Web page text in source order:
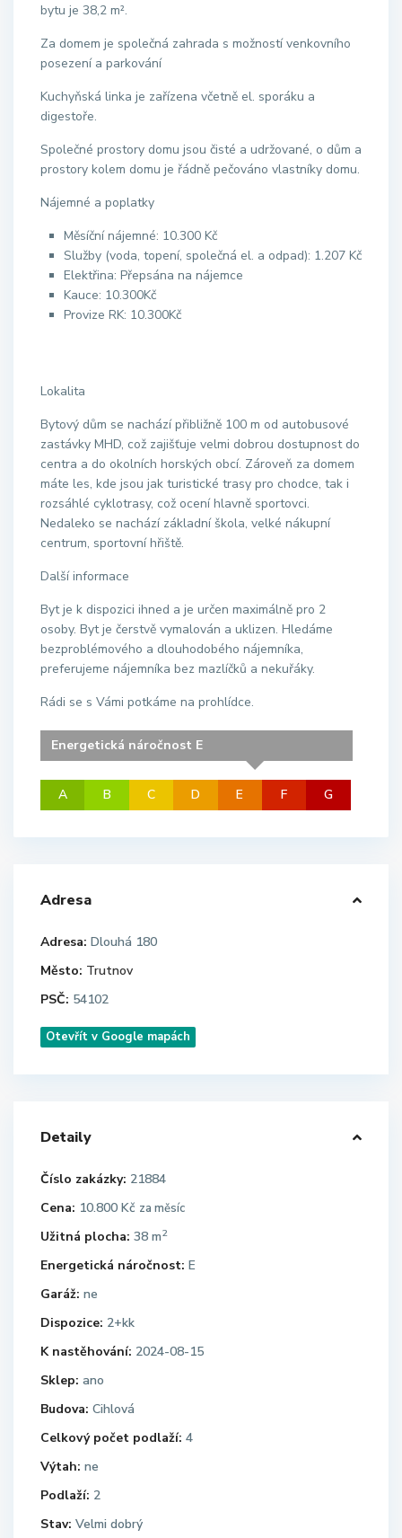
bytu je 38,2 m².
Za domem je společná zahrada s možností venkovního
posezení a parkování
Kuchyňská linka je zařízena včetně el. sporáku a
digestoře.
Společné prostory domu jsou čisté a udržované, o dům a
prostory kolem domu je řádně pečováno vlastníky domu.
Nájemné a poplatky
Měsíční nájemné: 10.300 Kč
Služby (voda, topení, společná el. a odpad): 1.207 Kč
Elektřina: Přepsána na nájemce
Kauce: 10.300Kč
Provize RK: 10.300Kč
Lokalita
Bytový dům se nachází přibližně 100 m od autobusové
zastávky MHD, což zajišťuje velmi dobrou dostupnost do
centra a do okolních horských obcí. Zároveň za domem
máte les, kde jsou jak turistické trasy pro chodce, tak i
rozsáhlé cyklotrasy, což ocení hlavně sportovci.
Nedaleko se nachází základní škola, velké nákupní
centrum, sportovní hřiště.
Další informace
Byt je k dispozici ihned a je určen maximálně pro 2
osoby. Byt je čerstvě vymalován a uklizen. Hledáme
bezproblémového a dlouhodobého nájemníka,
preferujeme nájemníka bez mazlíčků a nekuřáky.
Rádi se s Vámi potkáme na prohlídce.
A B C D
Energetická náročnost E
E F G
Adresa
Adresa: Dlouhá 180
Město: Trutnov
PSČ: 54102
Otevřít v Google mapách
Detaily
Číslo zakázky: 21884
Cena: 10.800 Kč za měsíc
Užitná plocha: 38 m2
Energetická náročnost: E
Garáž: ne
Dispozice: 2+kk
K nastěhování: 2024-08-15
Sklep: ano
Budova: Cihlová
Celkový počet podlaží: 4
Výtah: ne
Podlaží: 2
Stav: Velmi dobrý